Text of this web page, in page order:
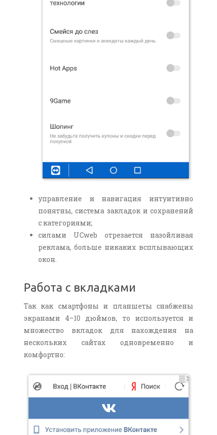
управление и навигация интуитивно
понятны, система закладок и сохранений
с категориями;
силами UCweb отрезается назойливая
реклама, больше никаких всплывающих
окон.
Работа с вкладками
Так как смартфоны и планшеты снабжены
экранами 4–10 дюймов, то используется и
множество вкладок для нахождения на
нескольких сайтах одновременно и
комфортно: